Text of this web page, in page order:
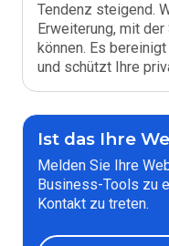
Tendenz steigend.
Erweiterung, mit
können. Es
und schützt Ihre
Ist das Ihre
Melden Sie Ihre
Business-Tools zu
Kontakt zu treten.